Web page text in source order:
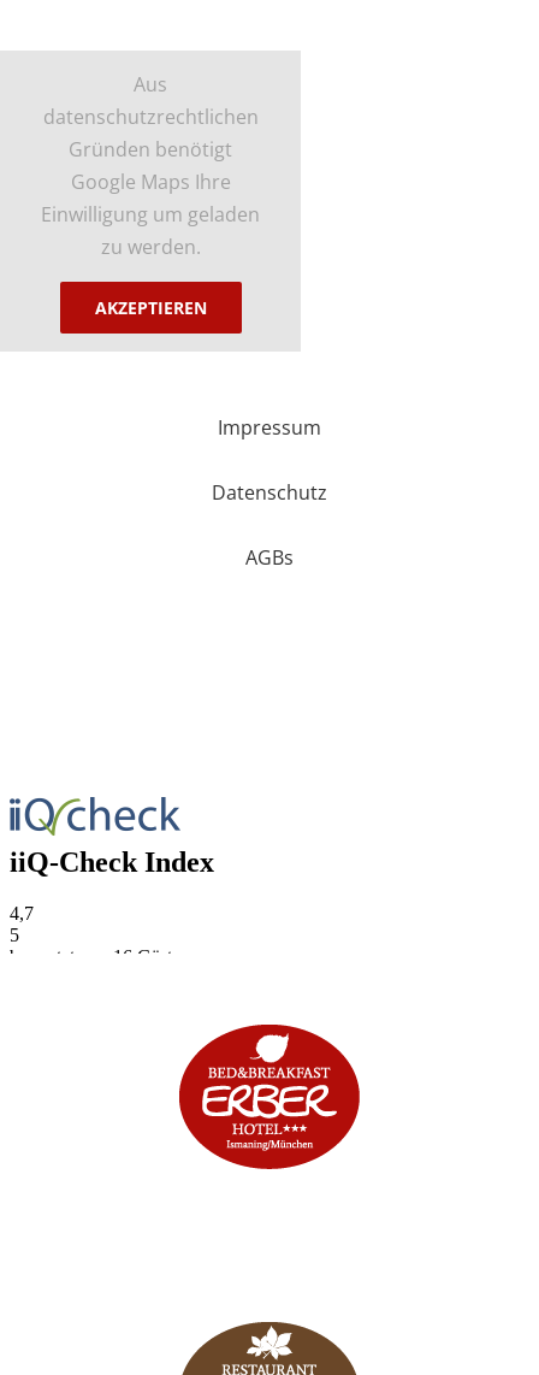
Aus
datenschutzrechtlichen
Gründen benötigt
Google Maps Ihre
Einwilligung um geladen
zu werden.
AKZEPTIEREN
Impressum
Datenschutz
AGBs